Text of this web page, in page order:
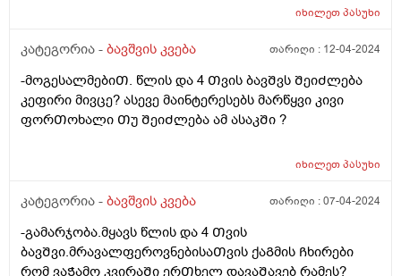
იხილეთპასუხი
კატეგორია - ბავშვის კვება თარიღი : 12-04-2024
-მოგესალმებიᲗ. წლის და 4 Თვის ბავᲨვს ᲨეიᲫლება
კეფირი მივცე? ასევე მაინტერესებს მარწყვი კივი
ფორᲗოხალი Თუ ᲨეიᲫლება ამ ასაკᲨი ?
იხილეთპასუხი
კატეგორია - ბავშვის კვება თარიღი :07-04-2024
-გამარჯობა.მყავს წლის და 4 Თვის
ბავᲨვი.მრავალფეროვნებისაᲗვის ქაᲒმის Ჩხირები
რომ ვაᲭამო კვირაᲨი ერᲗხელ დავაᲨავებ რამეს?